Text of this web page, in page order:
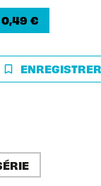
0,49 €
bookmark_border ENREGISTRER